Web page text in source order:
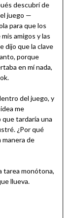
descubrí de
juego —
para que los
amigos y las
dijo que la clave
porque
en mí nada,
del juego, y
me
que tardaría una
¿Por qué
manera de
tarea monótona,
llueva.